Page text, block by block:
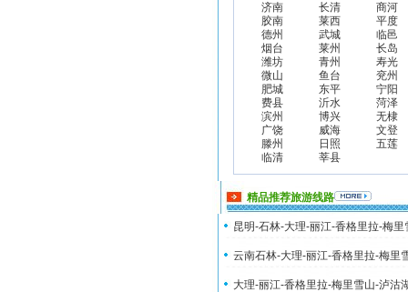
济南 长清
商河
胶南
莱西
平度
德州
武城
临邑
烟台
莱州
长岛
潍坊
青州
寿光
微山
鱼台
兖州
肥城
东平
宁阳
费县
沂水
菏泽
滨州
博兴
无棣
广饶
威海
文登
滕州
日照
五莲
临清
莘县
精品推荐旅游线路
昆明-石林-大理-丽江-香格里拉-梅
云南石林-大理-丽江-香格里拉-梅里
大理-丽江-香格里拉-梅里雪山-泸沽